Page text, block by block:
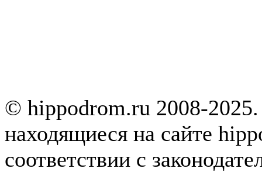
© hippodrom.ru 2008-
находящиеся на сайте
соответствии с